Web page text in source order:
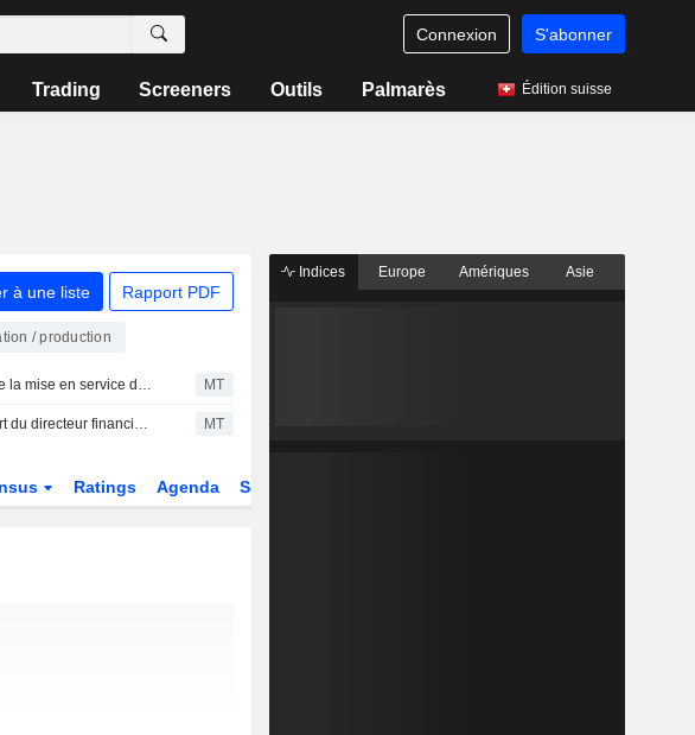
Connexion S'abonner
Trading Screeners Outils Palmarès Édition suisse
à une liste Rapport PDF
/ production
Strike Energy achève la mise en service des installations gazières en amont de sa centrale en Australie-Occidentale ; l'action grimpe de 5 % MT
Strike Energy : départ du directeur financier et fin de la mise en service des 20 unités de production du projet South Erregulla MT
Ratings Agenda Secteur
Indices Europe Amériques Asie